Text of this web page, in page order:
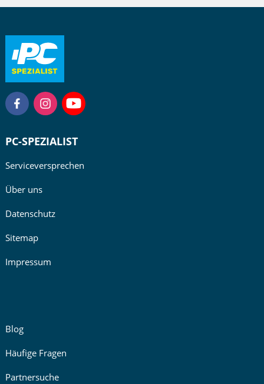
PC-SPEZIALIST
Serviceversprechen
Über uns
Datenschutz
Sitemap
Impressum
Blog
Häufige Fragen
Partnersuche